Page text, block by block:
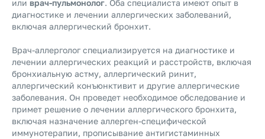
или врач-пульмонолог. Оба специалиста имеют опыт в
диагностике и лечении аллергических заболеваний,
включая аллергический бронхит.
Врач-аллерголог специализируется на диагностике и
лечении аллергических реакций и расстройств, включая
бронхиальную астму, аллергический ринит,
аллергический конъюнктивит и другие аллергические
заболевания. Он проведет необходимое обследование и
примет решение о лечении аллергического бронхита,
включая назначение аллерген-специфической
иммунотерапии, прописывание антигистаминных